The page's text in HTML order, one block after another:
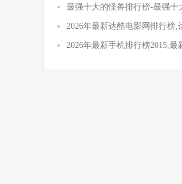
最强十大的怪兽排行榜-最强十
2026年最新达酷电影网排行榜
2026年最新手机排行榜2015,